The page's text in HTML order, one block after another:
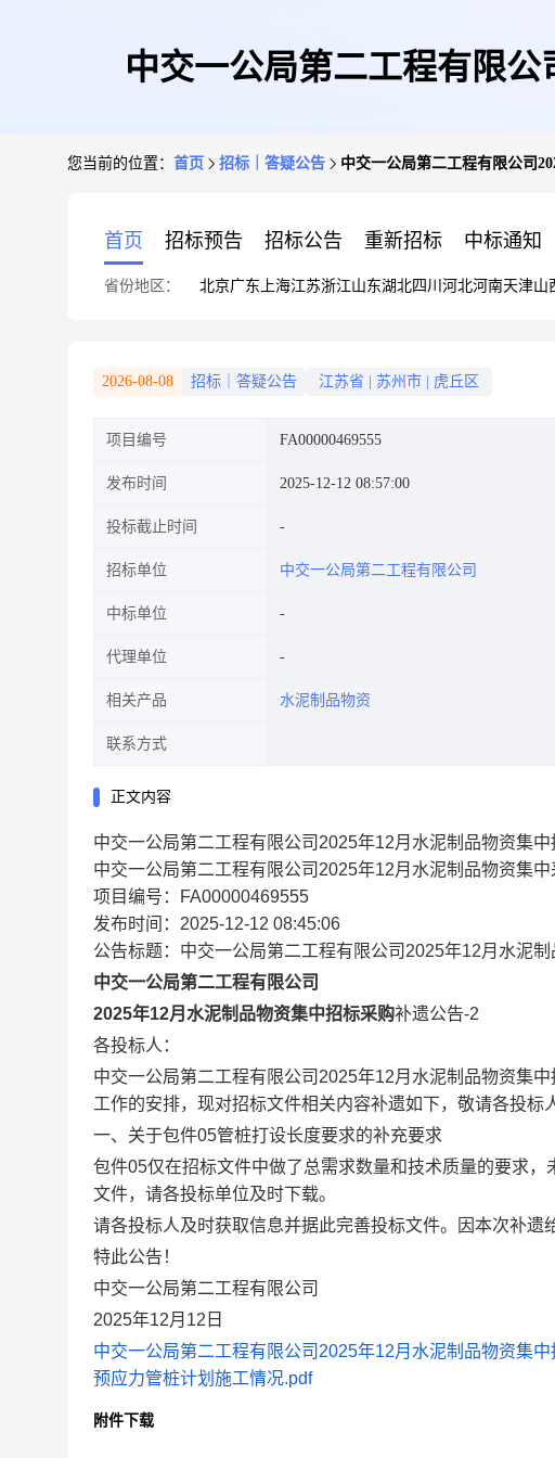
中交一公局第二工程有限
您当前的位置： 首页 招标｜答疑公告 中交一公局第二工程有限公司
首页 招标预告 招标公告 重新招标 中标通知
省份地区： 北京广东 上海江苏浙江山东湖北四川 河北河南天津山
2026-08-08 招标｜答疑公告 江苏省 苏州市 虎丘区
项目编号 FA00000469555
发布时间 2025-12-12 08:57:00
投标截止时间
招标单位 中交一公局第二工程有限公司
中标单位
代理单位
相关产品 水泥制品物资
联系方式
正文内容
中交一公局第二工程有限公司2025年12月水泥制品物资集
中交一公局第二工程有限公司2025年12月水泥制品物资集
项目编号：FA00000469555
发布时间：2025-12-12 08:45:06
公告标题：中交一公局第二工程有限公司2025年12月水泥
中交一公局第二工程有限公司
2025年12月水泥制品物资集中招标采购补遗公告-2
各投标人：
中交一公局第二工程有限公司 2025年12月水泥制品物资集
工作的安排，现对招标文件相关内容补遗如下，敬请各投标
一、 关于包件05管桩打设长度要求的补充要求
包件05仅在招标文件中做了总需求数量和技术质量的要求
文件，请各投标单位及时下载。
请各投标人及时获取信息并据此完善投标文件。因本次补遗
特此公告！
中交一公局第二工程有限公司
2025年12月12日
中交一公局第二工程有限公司2025年12月水泥制品物资集
预应力管桩计划施工情况.pdf
附件下载